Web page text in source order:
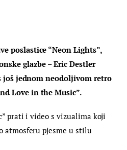
poslastice “Neon Lights”,
glazbe – Eric Destler
još jednom neodoljivom retro
Love in the Music”.
prati i video s vizualima koji
atmosferu pjesme u stilu